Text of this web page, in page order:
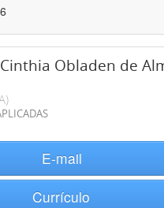
Cinthia Obladen de
E-mail
Currículo